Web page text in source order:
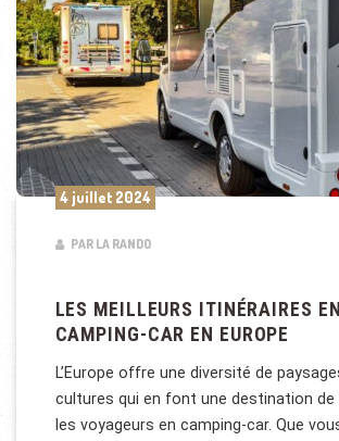
4 juillet 2024
PAR LA RANDO
LES MEILLEURS ITINÉRAIRES EN
CAMPING-CAR EN EUROPE
L’Europe offre une diversité de
cultures qui en font une destination de
les voyageurs en camping-car. Que